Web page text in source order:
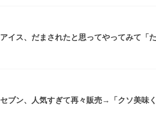
アイス、だまされたと思ってやってみて「
セブン、人気すぎて再々販売→「クソ美味